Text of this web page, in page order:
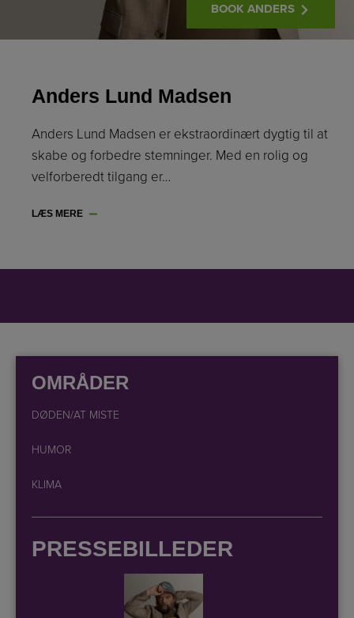
Anders Lund Madsen
Anders Lund Madsen er ekstraordinært dygtig til at
skabe og forbedre stemninger. Med en rolig og
velforberedt tilgang er…
LÆS MERE
BOOK ANDERS
OMRÅDER
DØDEN/AT MISTE
HUMOR
KLIMA
PRESSEBILLEDER